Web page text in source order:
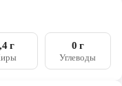
г 0 г
Углеводы